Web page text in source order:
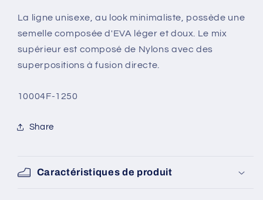
La ligne unisexe, au look minimaliste, possède une
semelle composée d'EVA léger et doux. Le mix
supérieur est composé de Nylons avec des
superpositions à fusion directe.
SKU:
10004F-1250
Share
Caractéristiques de produit